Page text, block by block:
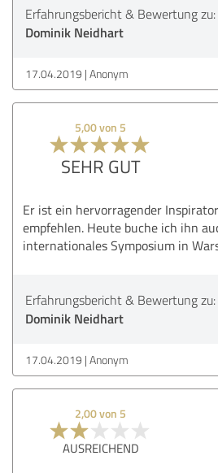
Erfahrungsbericht & Bewertung zu:
Dominik Neidhart
17.04.2019 Anonym
5,00 von 5
SEHR GUT
Er ist ein hervorragender
empfehlen. Heute buche ich ihn
internationales Symposium in
Erfahrungsbericht & Bewertung zu:
Dominik Neidhart
17.04.2019 Anonym
2,00 von 5
AUSREICHEND